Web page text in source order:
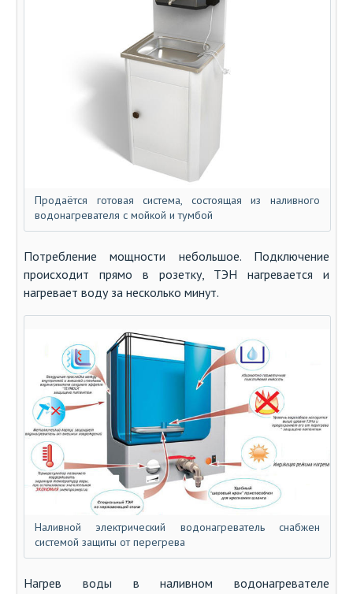
Продаётся готовая система, состоящая из наливного
водонагревателя с мойкой и тумбой
Потребление мощности небольшое. Подключение
происходит прямо в розетку, ТЭН нагревается и
нагревает воду за несколько минут.
Наливной электрический водонагреватель снабжен
системой защиты от перегрева
Нагрев воды в наливном водонагревателе